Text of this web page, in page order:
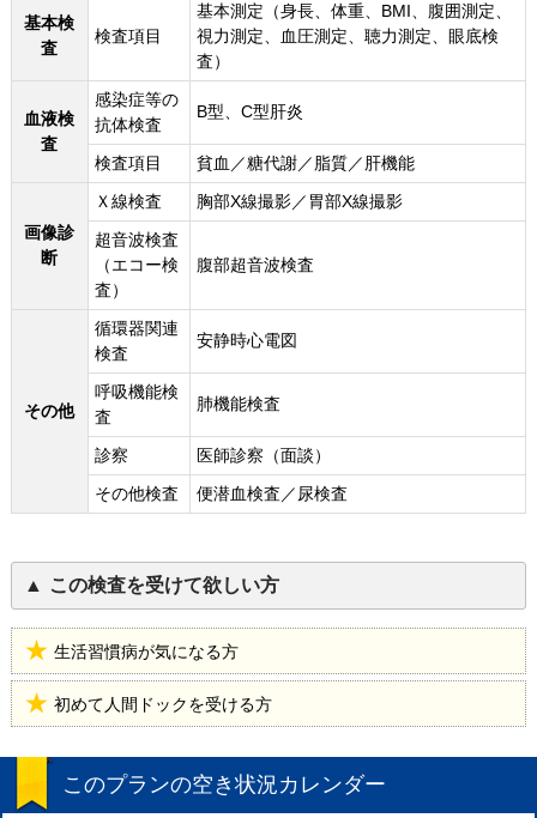
基本検
査
検査項目
基本測定（身長、体重、BMI、腹囲測定、
視力測定、血圧測定、聴力測定、眼底検
査）
血液検
査
感染症等の
抗体検査
B型、C型肝炎
検査項目 貧血／糖代謝／脂質／肝機能
画像診
断
Ｘ線検査
胸部X線撮影／胃部X線撮影
超音波検査
（エコー検
査）
腹部超音波検査
その他
循環器関連
検査
安静時心電図
呼吸機能検
査
肺機能検査
診察
医師診察（面談）
その他検査
便潜血検査／尿検査
この検査を受けて欲しい方
生活習慣病が気になる方
初めて人間ドックを受ける方
このプランの空き状況カレンダー